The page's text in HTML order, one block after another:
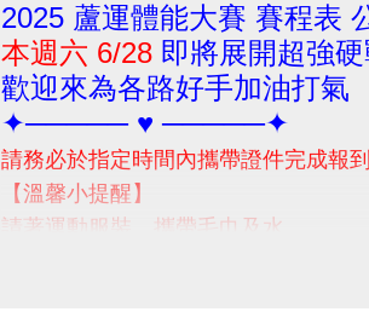
2025 蘆運體能大賽 賽程表
本週六 6/28 即將展開超強
歡迎來為各路好手加油打氣
✦───── ♥ ─────✦
請務必於指定時間內攜帶證件完成報到
【溫馨小提醒】
請著運動服裝、攜帶毛巾及水